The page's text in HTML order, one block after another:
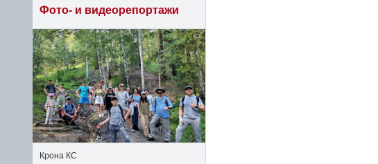
Фото- и видеорепортажи
Крона КС